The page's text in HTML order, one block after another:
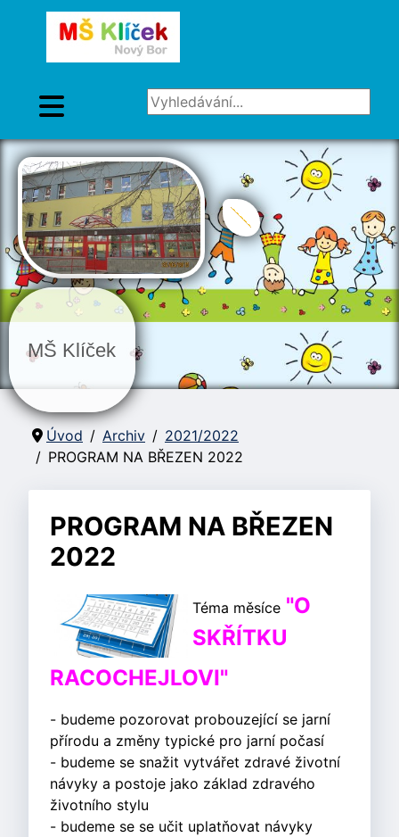
Vyhledávání...
MŠ Klíček
Úvod Archiv
2021/2022
PROGRAM NA BŘEZEN 2022
PROGRAM NA BŘEZEN
2022
Téma měsíce "O
SKŘÍTKU
RACOCHEJLOVI"
- budeme pozorovat probouzející se jarní
přírodu a změny typické pro jarní počasí
- budeme se snažit vytvářet zdravé životní
návyky a postoje jako základ zdravého
životního stylu
- budeme se se učit uplatňovat návyky